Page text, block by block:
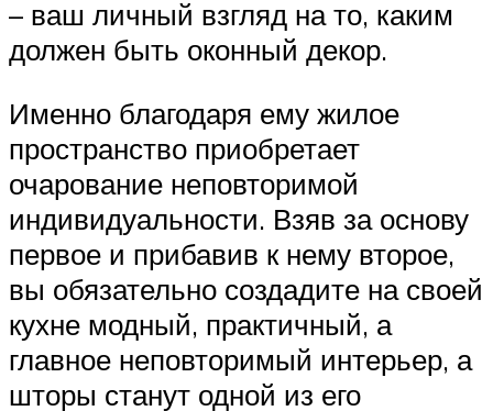
– ваш личный взгляд на то, каким
должен быть оконный декор.
Именно благодаря ему жилое
пространство приобретает
очарование неповторимой
индивидуальности. Взяв за основу
первое и прибавив к нему второе,
вы обязательно создадите на своей
кухне модный, практичный, а
главное неповторимый интерьер, а
шторы станут одной из его